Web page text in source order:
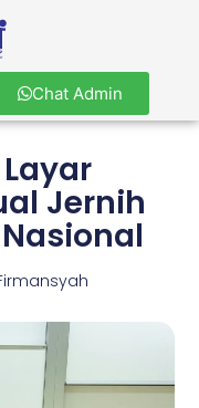
Chat Admin
Jernih